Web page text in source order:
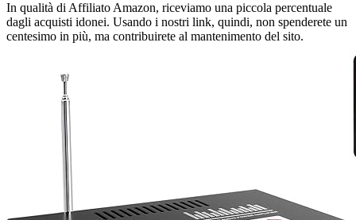
In qualità di Affiliato Amazon, riceviamo una piccola percentuale
dagli acquisti idonei. Usando i nostri link, quindi, non spenderete un
centesimo in più, ma contribuirete al mantenimento del sito.